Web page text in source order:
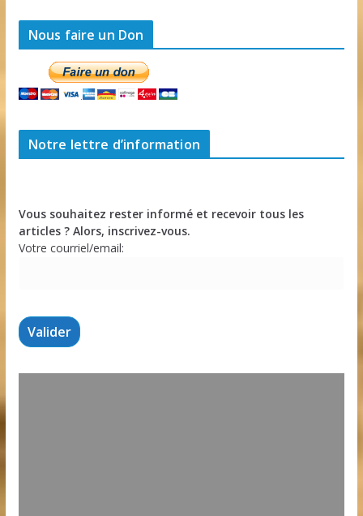
Nous faire un Don
Notre lettre d’information
Vous souhaitez rester informé et recevoir tous les
articles ? Alors, inscrivez-vous.
Votre courriel/email: